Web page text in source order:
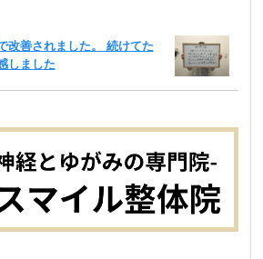
改善されました。 続けてた
しました